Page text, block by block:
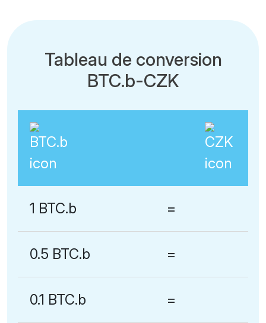
Tableau de conversion
BTC.b-CZK
1 BTC.b =
0.5 BTC.b =
0.1 BTC.b =